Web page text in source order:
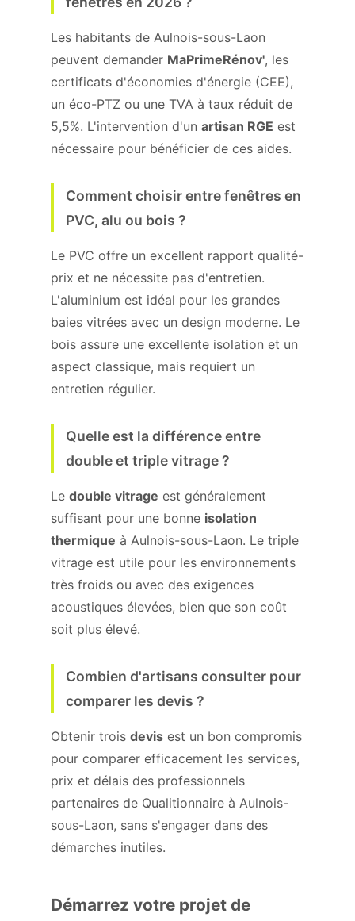
Les habitants de Aulnois-sous-Laon
peuvent demander MaPrimeRénov', les
certificats d'économies d'énergie (CEE),
un éco-PTZ ou une TVA à taux réduit de
5,5%. L'intervention d'un artisan RGE est
nécessaire pour bénéficier de ces aides.
Comment choisir entre fenêtres en
PVC, alu ou bois ?
Le PVC offre un excellent rapport qualité-
prix et ne nécessite pas d'entretien.
L'aluminium est idéal pour les grandes
baies vitrées avec un design moderne. Le
bois assure une excellente isolation et un
aspect classique, mais requiert un
entretien régulier.
Quelle est la différence entre
double et triple vitrage ?
Le double vitrage est généralement
suffisant pour une bonne isolation
thermique à Aulnois-sous-Laon. Le triple
vitrage est utile pour les environnements
très froids ou avec des exigences
acoustiques élevées, bien que son coût
soit plus élevé.
Combien d'artisans consulter pour
comparer les devis ?
Obtenir trois devis est un bon compromis
pour comparer efficacement les services,
prix et délais des professionnels
partenaires de Qualitionnaire à Aulnois-
sous-Laon, sans s'engager dans des
démarches inutiles.
Démarrez votre projet de